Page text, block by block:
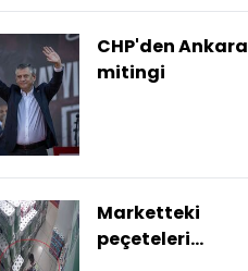
CHP'den Ankara
mitingi
Marketteki
peçeteleri